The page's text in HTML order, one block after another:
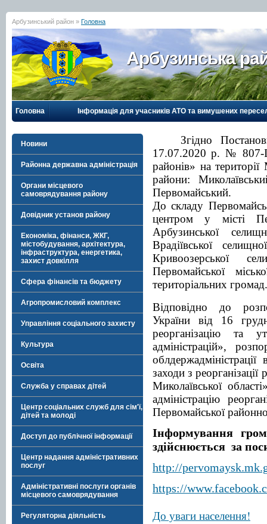
Арбузинський район » Головна
Арбузинська
Головна Інформація для учасників АТО та вимушених
Новини
Районна державна адміністрація
Органи місцевого
самоврядування району
Довідник установ району
Економіка, фінанси, ЖКГ,
містобудування, архітектура,
інфраструктура, енергетика,
захист довкілля
Сфера фінансів та бюджету
Агропромисловий комплекс
Управління соціального захисту
Культура
Освіта
Служба у справах дітей
Центр соціальних служб для сім'ї,
дітей та молоді
Доступ до публічної інформації
Центр надання адміністративних
послуг
Адміністративні послуги органів
місцевого самоврядування
Регуляторна діяльність
Згідно
17.07.2020 р. № 807-
районів» на території
райони:
Первомайський.
До складу
центром у місті
Арбузинської
Врадіївської
Кривоозерської
Первомайської
територіальних громад.
Відповідно до
України від 16
реорганізацію та
адміністрацій»,
заходи з
Миколаївської
адміністрацію
Первомайської
Інформування
здійснюється за
http://
https://
До уваги населення!